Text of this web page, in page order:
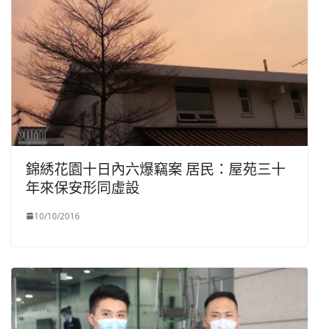
錦綉花園十日內六爆竊案 居民：屋苑三十
年來保安形同虛設
10/10/2016